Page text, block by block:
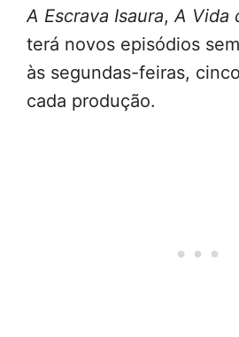
A Escrava Isaura,A Vida
terá novos episódios
às segundas-feiras,
cada produção.